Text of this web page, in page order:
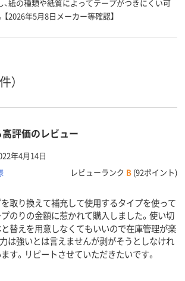
、紙の種類や紙質によってテープがつきにくい可
2026年5月8日メーカー等確認】
）
評価のレビュー
年4月14日
レビューランク B (92ポイント)
取り換えて補充して使用するタイプを使って
のりの金額に惹かれて購入しました。使い切
替えを用意しなくてもいいので在庫管理が楽
は強いとは言えませんが剥がそうとしなけれ
す。リピートさせていただきたいです。